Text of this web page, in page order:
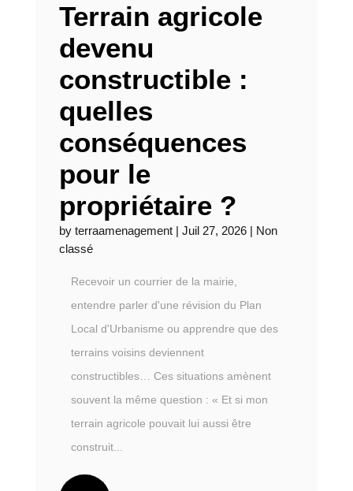
Terrain agricole
devenu
constructible :
quelles
conséquences
pour le
propriétaire ?
by terraamenagement| Juil 27, 2026| Non
classé
Recevoir un courrier de la mairie,
entendre parler d'une révision du Plan
Local d'Urbanisme ou apprendre que des
terrains voisins deviennent
constructibles… Ces situations amènent
souvent la même question : « Et si mon
terrain agricole pouvait lui aussi être
construit...